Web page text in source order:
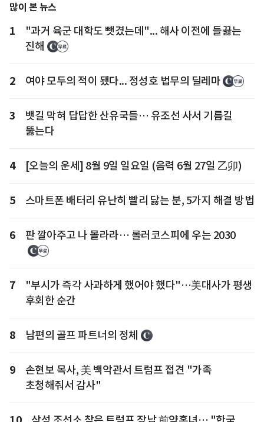
많이 본 뉴스
1
"과거 육군 대학도 뺏겼는데"... 해사 이전에 들끓는
진해
2 여야 모두의 적이 됐다... 정성호 법무의 딜레마
3
뱃길 막혀 답답한 산유국들… 유조선 사서 기름길
뚫는다
4 [오늘의 운세] 8월 9일 일요일 (음력 6월 27일 乙卯)
5 스마트폰 배터리 유난히 빨리 닳는 분, 5가지 해결 방법
6 판 깔아주고 나 몰라라… 롤러코스피에 우는 2030
7
"부시가 즉각 사과하게 했어야 했다"…美대사가 평생
후회한 순간
8 남편의 골프 파트너의 정체
9
손현보 목사, 美 백악관서 트럼프 접견 "가족
초청해줘서 감사"